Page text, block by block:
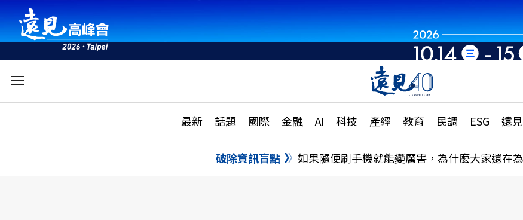
世界重組・洞
最新 話題 國際 金融 AI 科技 產經 教育 民調 ESG 遠
活動
話題
國際
特輯
大學升學、職涯攻略
縣市施政調查全解析
破除資訊盲點 如果隨便刷手機就能變厲害，為什麼大家還在